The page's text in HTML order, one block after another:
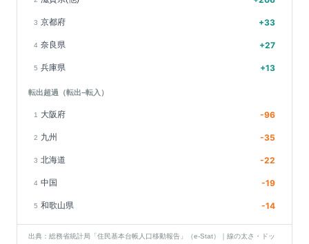
3 京都府 +33
4 奈良県 +27
5 兵庫県 +13
転出超過（転出−転入）
1 大阪府 -96
2 九州 -35
3 北海道 -22
4 中国 -19
5 和歌山県 -14
出典：総務省統計局「住民基本台帳人口移動報告」（e-Stat）｜線の太さ・ドッ